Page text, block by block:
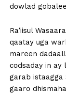
dowlad
Ra’iisul
qaatay uga
mareen
codsaday in ay
garab istaagga
gaaro